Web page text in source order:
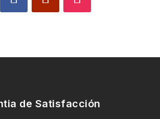
de Satisfacción